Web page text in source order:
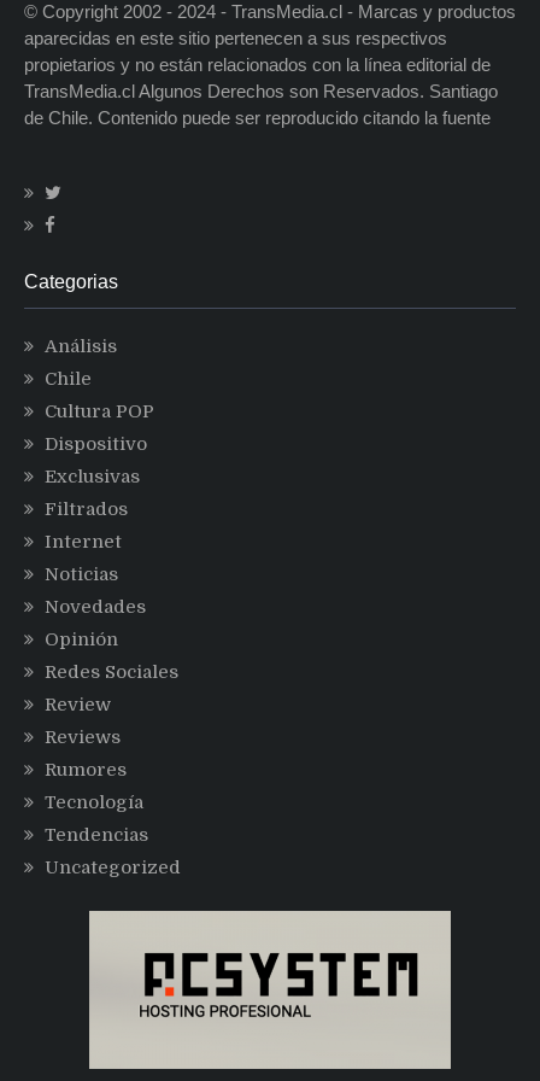
© Copyright 2002 - 2024 - TransMedia.cl - Marcas y productos
aparecidas en este sitio pertenecen a sus respectivos
propietarios y no están relacionados con la línea editorial de
TransMedia.cl Algunos Derechos son Reservados. Santiago
de Chile. Contenido puede ser reproducido citando la fuente
Categorias
Análisis
Chile
Cultura POP
Dispositivo
Exclusivas
Filtrados
Internet
Noticias
Novedades
Opinión
Redes Sociales
Review
Reviews
Rumores
Tecnología
Tendencias
Uncategorized